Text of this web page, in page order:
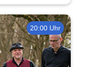
20:00 Uhr